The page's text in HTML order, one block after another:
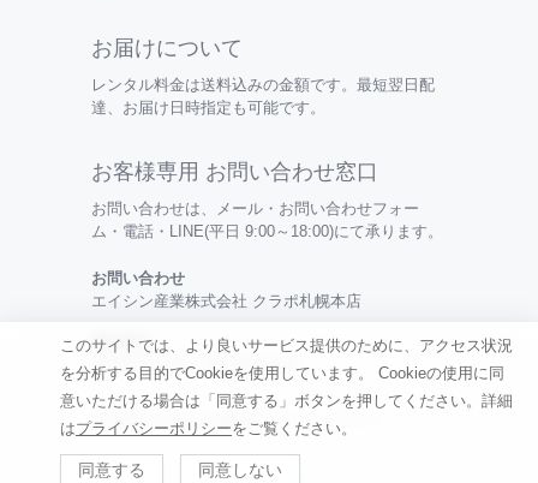
お届けについて
レンタル料金は送料込みの金額です。最短翌日配
達、お届け日時指定も可能です。
お客様専用 お問い合わせ窓口
お問い合わせは、メール・お問い合わせフォー
ム・電話・LINE(平日 9:00～18:00)にて承ります。
お問い合わせ
エイシン産業株式会社 クラポ札幌本店
電話番号
0120-099-456 / 050-3494-0315
特定商取引法の表記 | 利用規約 |プライバシーポリシー
©Renkau
このサイトでは、より良いサービス提供のために、アクセス状況
を分析する目的でCookieを使用しています。
Cookieの使用に同
意いただける場合は「同意する」ボタンを押してください。詳細
はプライバシーポリシーをご覧ください。
同意する 同意しない